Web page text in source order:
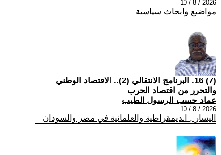
2026 / 8 / 10
مواضيع وابحاث سياسية
(7) 16. البرنامج الانتقالي (2).. الاقتصاد الوطني
والتحرر من اقتصاد الحرب
عماد حسب الرسول الطيب
2026 / 8 / 10
اليسار , الديمقراطية والعلمانية في مصر والسودان